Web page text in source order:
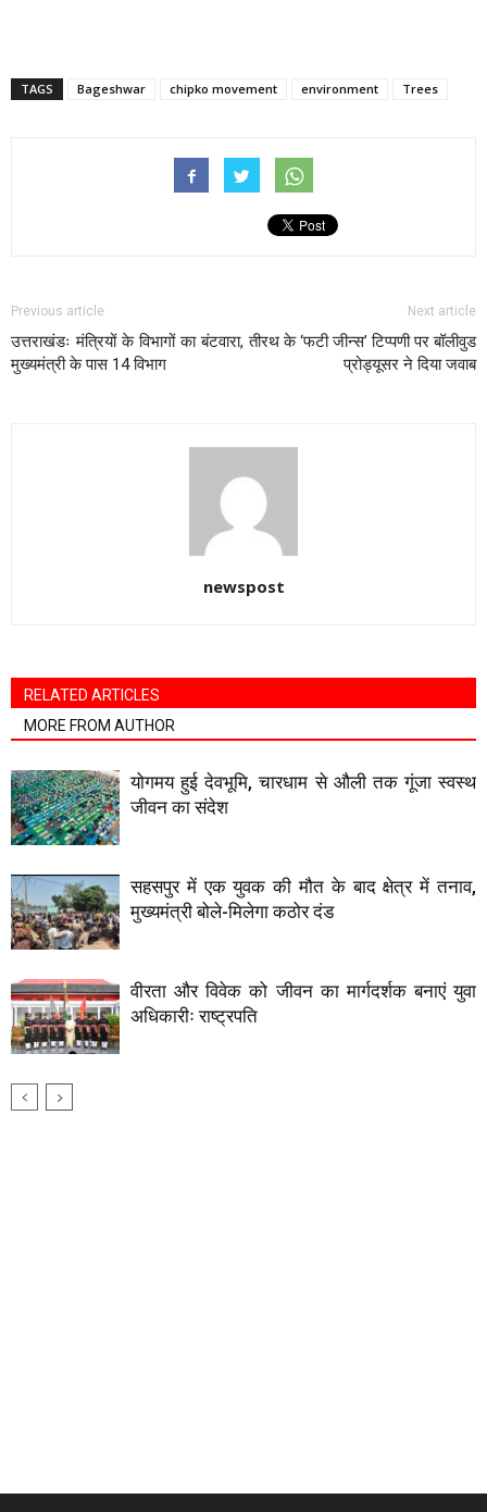
TAGS Bageshwar chipko movement environment Trees
Previous article
उत्तराखंडः मंत्रियों के विभागों का बंटवारा,
मुख्यमंत्री के पास 14 विभाग
Next article
तीरथ के ‘फटी जीन्स’ टिप्पणी पर बॉलीवुड
प्रोड्यूसर ने दिया जवाब
newspost
RELATED ARTICLES
MORE FROM AUTHOR
योगमय हुई देवभूमि, चारधाम से औली तक गूंजा स्वस्थ
जीवन का संदेश
सहसपुर में एक युवक की मौत के बाद क्षेत्र में तनाव,
मुख्यमंत्री बोले-मिलेगा कठोर दंड
वीरता और विवेक को जीवन का मार्गदर्शक बनाएं युवा
अधिकारीः राष्ट्रपति